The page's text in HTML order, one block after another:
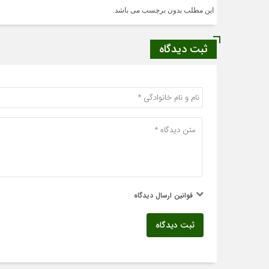
این مطلب بدون برچسب می باشد.
ثبت دیدگاه
قوانین ارسال دیدگاه
ثبت دیدگاه